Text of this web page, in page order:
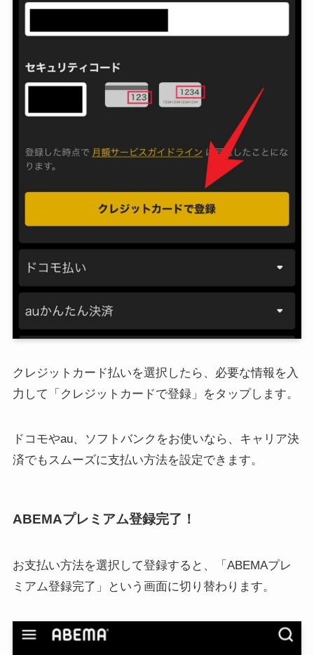
クレジットカード払いを選択したら、必要な情報を入
力して「クレジットカードで登録」をタップします。
ドコモやau、ソフトバンクをお使いなら、キャリア決
済でもスムーズに支払い方法を設定できます。
ABEMAプレミアム登録完了！
お支払い方法を選択して登録すると、「ABEMAプレ
ミアム登録完了」という画面に切り替わります。